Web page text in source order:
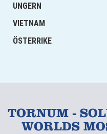
UNGERN
VIETNAM
ÖSTERRIKE
TORNUM -
WORLDS